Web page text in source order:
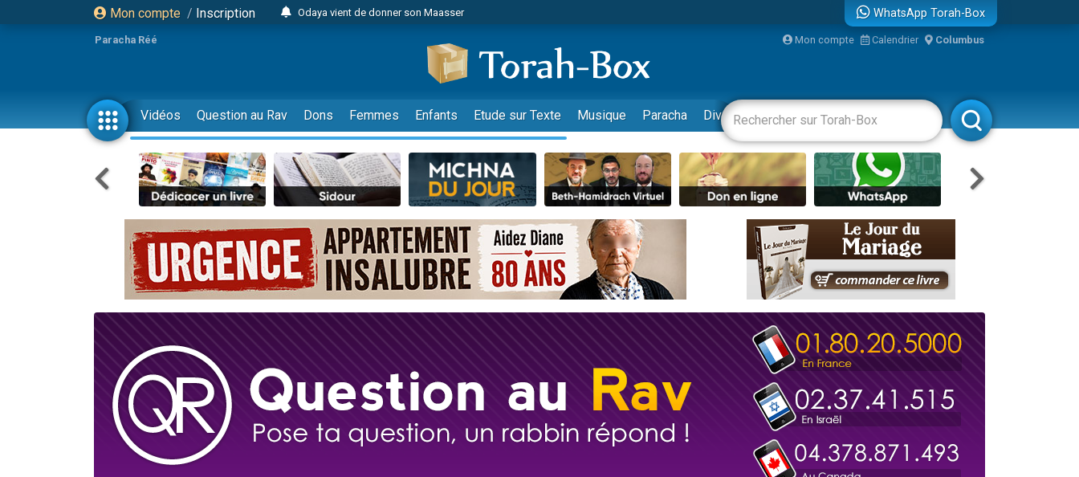
Mon compte / Inscription
Odaya vient de donner son Maasser
3 personnes viennent de faire un don pour Diane, 80 ans, dans un appartement insalubre
2 personnes viennent de nous rejoindre sur WhatsApp
13 personnes viennent de demander une bénédiction
12 nouvelles musiques dans Torah-Box Music
30 personnes viennent de faire un don pour Sauvez la jambe de Yohan
Il reste 49 places pour étudier en groupe sur Zoom
3 personnes viennent de nous rejoindre sur WhatsApp
2 personnes viennent de nous rejoindre sur WhatsApp
3 personnes viennent de nous rejoindre sur WhatsApp
2 nouvelles musiques dans Torah-Box Music
8 personnes viennent de faire un don pour Tsédaka : pauvres d'Israel
Nouvelle émission radio : Visions de grandeur n°104 : Le Chabbath et le Birkat Hamazone à travers le temps
61 personnes viennent de demander une bénédiction
Ariel vient de donner son Maasser
Il reste 49 places pour étudier en groupe sur Zoom
Nathaniel vient de donner son Maasser
6 personnes viennent de faire un don pour 5 enfants déjà orphelins risquent de perdre leur maman
WhatsApp Torah-Box
Paracha Réé Mon compte Calendrier Columbus
Vidéos Question au Rav Dons Femmes Enfants Etude sur Texte Musique Paracha Divertissements Livres Rabbanim